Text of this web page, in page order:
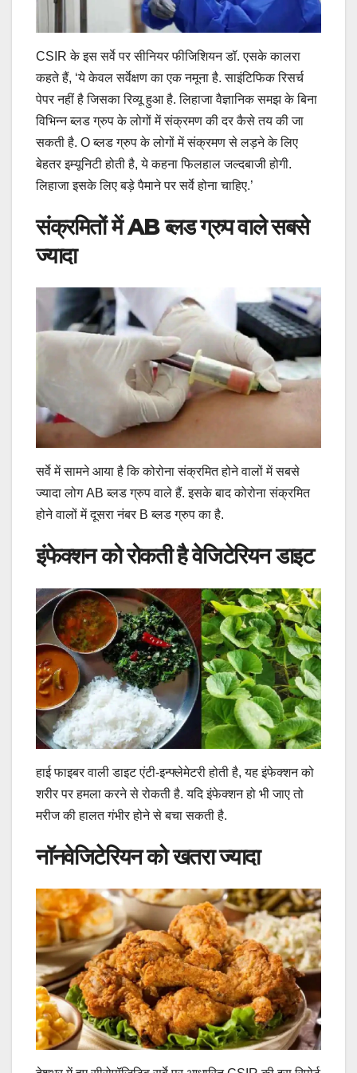
CSIR के इस सर्वे पर सीनियर फीजिशियन डॉ. एसके कालरा
कहते हैं, ‘ये केवल सर्वेक्षण का एक नमूना है. साइंटिफिक रिसर्च
पेपर नहीं है जिसका रिव्यू हुआ है. लिहाजा वैज्ञानिक समझ के बिना
विभिन्न ब्लड ग्रुप के लोगों में संक्रमण की दर कैसे तय की जा
सकती है. O ब्लड ग्रुप के लोगों में संक्रमण से लड़ने के लिए
बेहतर इम्यूनिटी होती है, ये कहना फिलहाल जल्दबाजी होगी.
लिहाजा इसके लिए बड़े पैमाने पर सर्वे होना चाहिए.’
संक्रमितों में AB ब्लड ग्रुप वाले सबसे
ज्‍यादा
सर्वे में सामने आया है कि कोरोना संक्रमित होने वालों में सबसे
ज्‍यादा लोग AB ब्लड ग्रुप वाले हैं. इसके बाद कोरोना संक्रमित
होने वालों में दूसरा नंबर B ब्लड ग्रुप का है.
इंफेक्‍शन को रोकती है वेजिटेरियन डाइट
हाई फाइबर वाली डाइट एंटी-इन्फ्लेमेटरी होती है, यह इंफेक्‍शन को
शरीर पर हमला करने से रोकती है. यदि इंफेक्शन हो भी जाए तो
मरीज की हालत गंभीर होने से बचा सकती है.
नॉनवेजिटेरियन को खतरा ज्‍यादा